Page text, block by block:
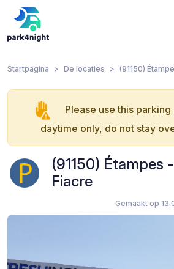
Startpagina De locaties (91150)
Please use this parking
daytime only, do not stay
(91150) Étampes
Fiacre
Gemaakt op